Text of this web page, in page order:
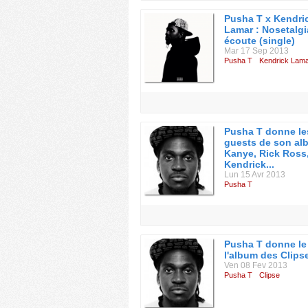
Pusha T x
Lamar :
écoute (single)
Mar 17 Sep 2013
Pusha T Kendrick
Pusha T donne
guests de son
Kanye, Rick
Kendrick...
Lun 15 Avr 2013
Pusha T
Pusha T donne
l'album des
Ven 08 Fev 2013
Pusha T Clipse